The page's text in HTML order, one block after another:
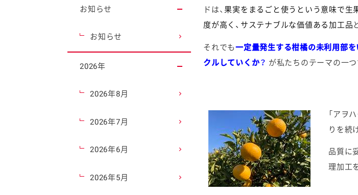
ドは、 果実をまるごと使うという意味で生
度が高く、サステナブルな価値ある加工品
それでも一定量発生する柑橘の未利用部
クルしていくか？ が私たちのテーマの一つ
「アヲ
りを続
品質に
理加工
お知らせ
お知らせ
2026年
2026年8月
2026年7月
2026年6月
2026年5月